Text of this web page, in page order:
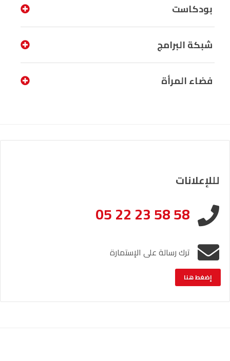
بودكاست
شبكة البرامج
فضاء المرأة
لللإعلانات
05 22 23 58 58
ترك رسالة على الإستمارة
إضغط هنا